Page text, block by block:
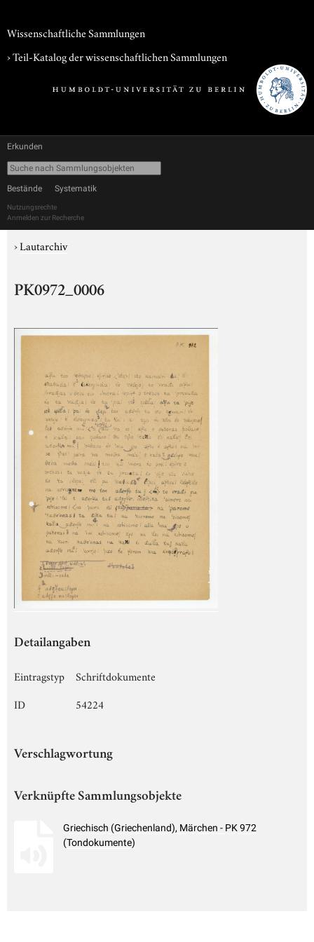
Wissenschaftliche Sammlungen
› Teil-Katalog der wissenschaftlichen Sammlungen
Erkunden
Bestände Systematik
Nutzungsrechte
Anmelden zur Recherche
›Lautarchiv
PK0972_0006
Detailangaben
Eintragstyp
Schriftdokumente
ID
54224
Verschlagwortung
Verknüpfte Sammlungsobjekte
Griechisch (Griechenland), Märchen - PK 972
(Tondokumente)